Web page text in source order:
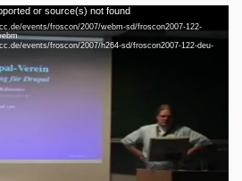
or source(s) not found
events/froscon/2007/webm-sd/froscon2007-122-
events/froscon/2007/h264-sd/froscon2007-122-deu-
deu 576p (webm)
deu 240p (mp4)